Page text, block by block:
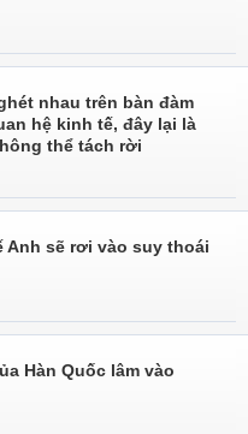
nhau trên bàn đàm
hệ kinh tế, đây lại là
thể tách rời
Anh sẽ rơi vào suy thoái
Hàn Quốc lâm vào